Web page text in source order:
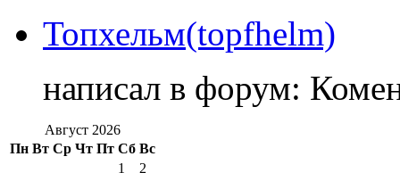
Топхельм(topfhelm)
написал в форум:
Август 2026
Пн Вт Ср Чт Пт Сб Вс
1
2